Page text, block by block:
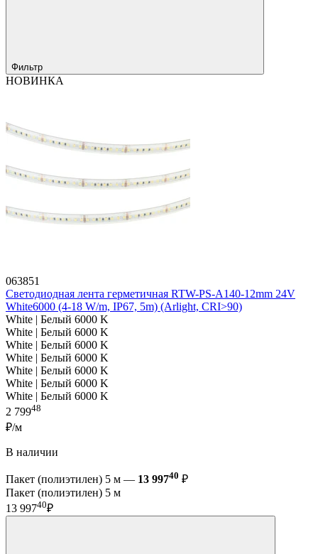
Фильтр
НОВИНКА
063851
Светодиодная лента герметичная RTW-PS-A140-12mm 24V
White6000 (4-18 W/m, IP67, 5m) (Arlight, CRI>90)
White | Белый 6000 K
White | Белый 6000 K
White | Белый 6000 K
White | Белый 6000 K
White | Белый 6000 K
White | Белый 6000 K
White | Белый 6000 K
2 79948
₽/м
В наличии
Пакет (полиэтилен) 5 м — 13 99740 ₽
Пакет (полиэтилен) 5 м
13 99740₽